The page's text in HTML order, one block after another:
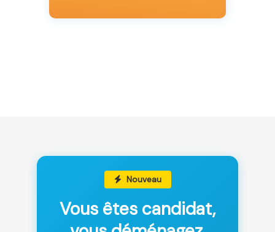
Nouveau
Vous êtes candidat,